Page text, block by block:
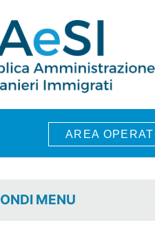
AREA
MENU